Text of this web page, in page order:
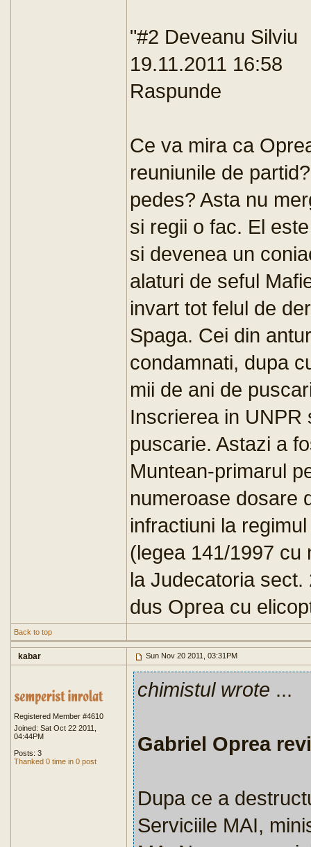
"#2 Deveanu Silviu
19.11.2011 16:58
Raspunde
Ce va mira ca
reuniunile de
pedes? Asta nu
si regii o fac. El
si devenea un
alaturi de seful
invart tot felul de
Spaga. Cei din
condamnati, dupa
mii de ani de
Inscrierea in UNPR
puscarie. Astazi a
Muntean-primarul
numeroase dosare
infractiuni la
(legea 141/1997 cu
la Judecatoria
dus Oprea cu
Back to top
kabar Sun Nov 20 2011, 03:31PM
Registered Member #4610
Joined: Sat Oct 22 2011,
04:44PM
Posts: 3
Thanked 0 time in 0 post
chimistul wrote ...
Gabriel Oprea
Dupa ce a
Serviciile MAI,